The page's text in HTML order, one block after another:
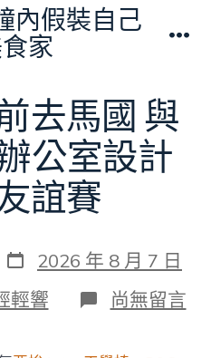
內假裝自己
家
去馬國 與
公室設計
誼賽
發
表
日
期
2026 年 8 月 7 日
輕響 在
〈切
尚無留言